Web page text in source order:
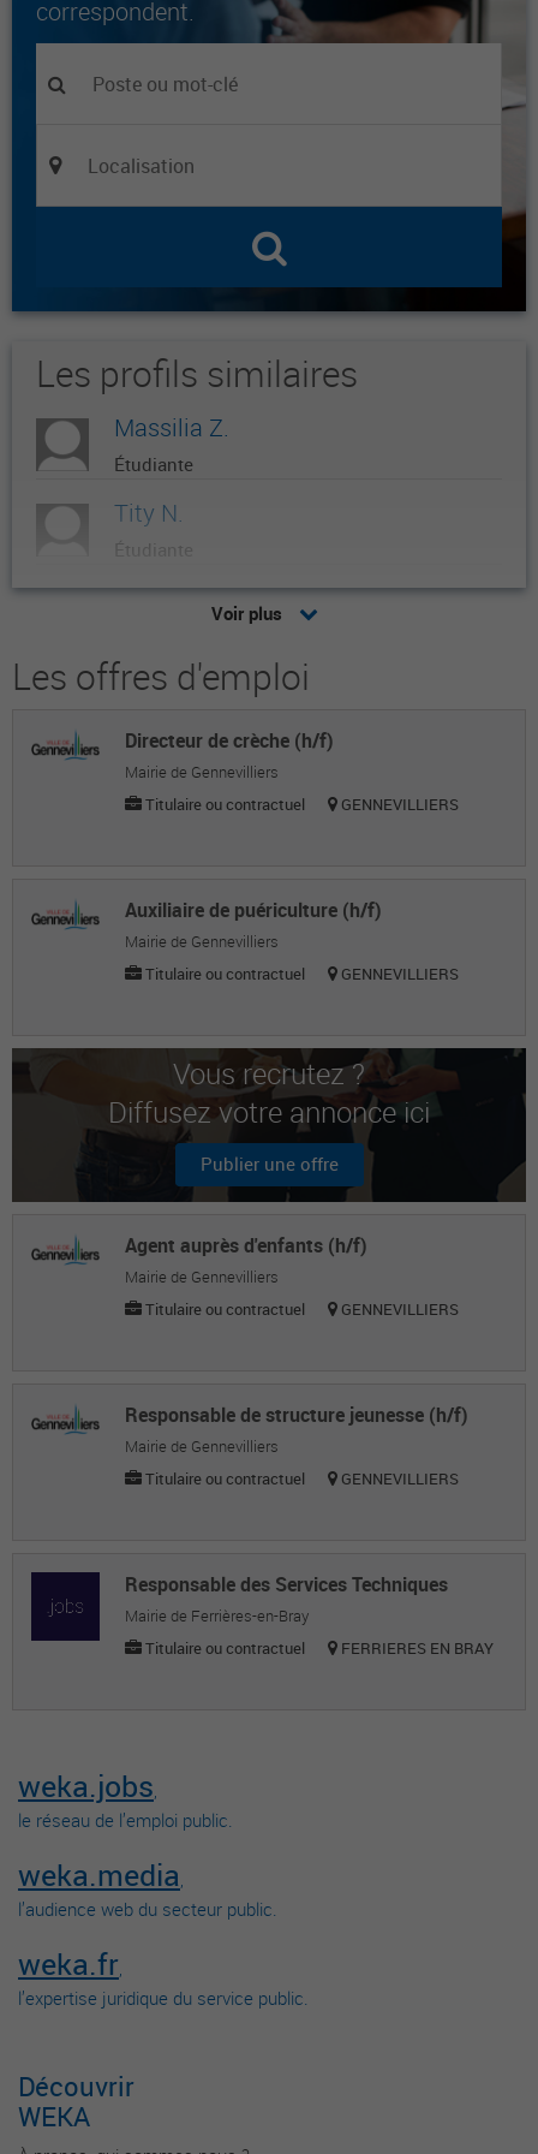
correspondent.
Les profils similaires
Massilia Z.
Étudiante
Tity N.
Étudiante
Kahina Z.
Ikram D.
Léa L.
Étudiante
Marie-Brunette J.
Étudiante
Étudiante
Marine T.
Étudiante
Alya B.
Étudiante
Voir plus
Les offres d'emploi
Directeur de crèche (h/f)
Mairie de Gennevilliers
Titulaire ou contractuel
GENNEVILLIERS
Auxiliaire de puériculture (h/f)
Mairie de Gennevilliers
Titulaire ou contractuel
GENNEVILLIERS
Vous recrutez ?
Diffusez votre annonce ici
Publier une offre
Agent auprès d'enfants (h/f)
Mairie de Gennevilliers
Titulaire ou contractuel
GENNEVILLIERS
Responsable de structure jeunesse (h/f)
Mairie de Gennevilliers
Titulaire ou contractuel
GENNEVILLIERS
Responsable des Services Techniques
Mairie de Ferrières-en-Bray
Titulaire ou contractuel
FERRIERES EN BRAY
weka.jobs,
le réseau de l’emploi public.
weka.media,
l’audience web du secteur public.
weka.fr,
l’expertise juridique du service public.
Découvrir
WEKA